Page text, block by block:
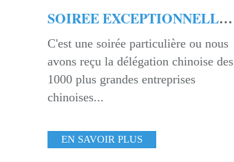
SOIREE EXCEPTIONNELLE LE 16 DECEMBRE 2023 au Sénat
C'est une soirée particulière ou nous
avons reçu la délégation chinoise des
1000 plus grandes entreprises
chinoises...
EN SAVOIR PLUS